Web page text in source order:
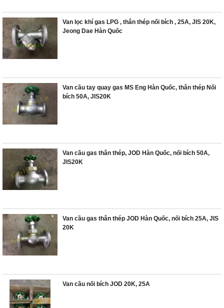
Van lọc khí gas LPG , thân thép nối bích , 25A, JIS 20K,
Jeong Dae Hàn Quốc
Van cầu tay quay gas MS Eng Hàn Quốc, thân thép Nối
bích 50A, JIS20K
Van cầu gas thân thép, JOD Hàn Quốc, nối bích 50A,
JIS20K
Van cầu gas thân thép JOD Hàn Quốc, nối bích 25A, JIS
20K
Van cầu nối bích JOD 20K, 25A